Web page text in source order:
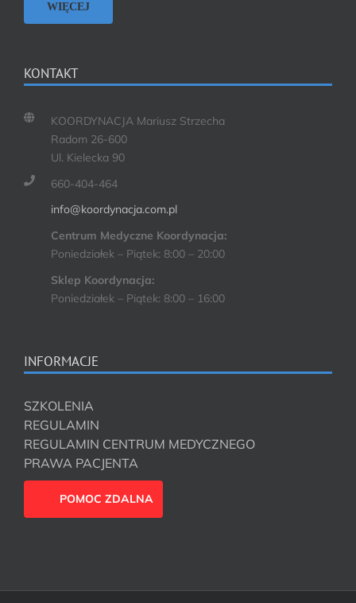
WIĘCEJ
KONTAKT
KOORDYNACJA Mariusz Strzecha
Radom 26-600
Ul. Kielecka 90
660-404-464
info@koordynacja.com.pl
Centrum Medyczne Koordynacja:
Poniedziałek – Piątek: 8:00 – 20:00
Sklep Koordynacja:
Poniedziałek – Piątek: 8:00 – 16:00
INFORMACJE
SZKOLENIA
REGULAMIN
REGULAMIN CENTRUM MEDYCZNEGO
PRAWA PACJENTA
POMOC ZDALNA